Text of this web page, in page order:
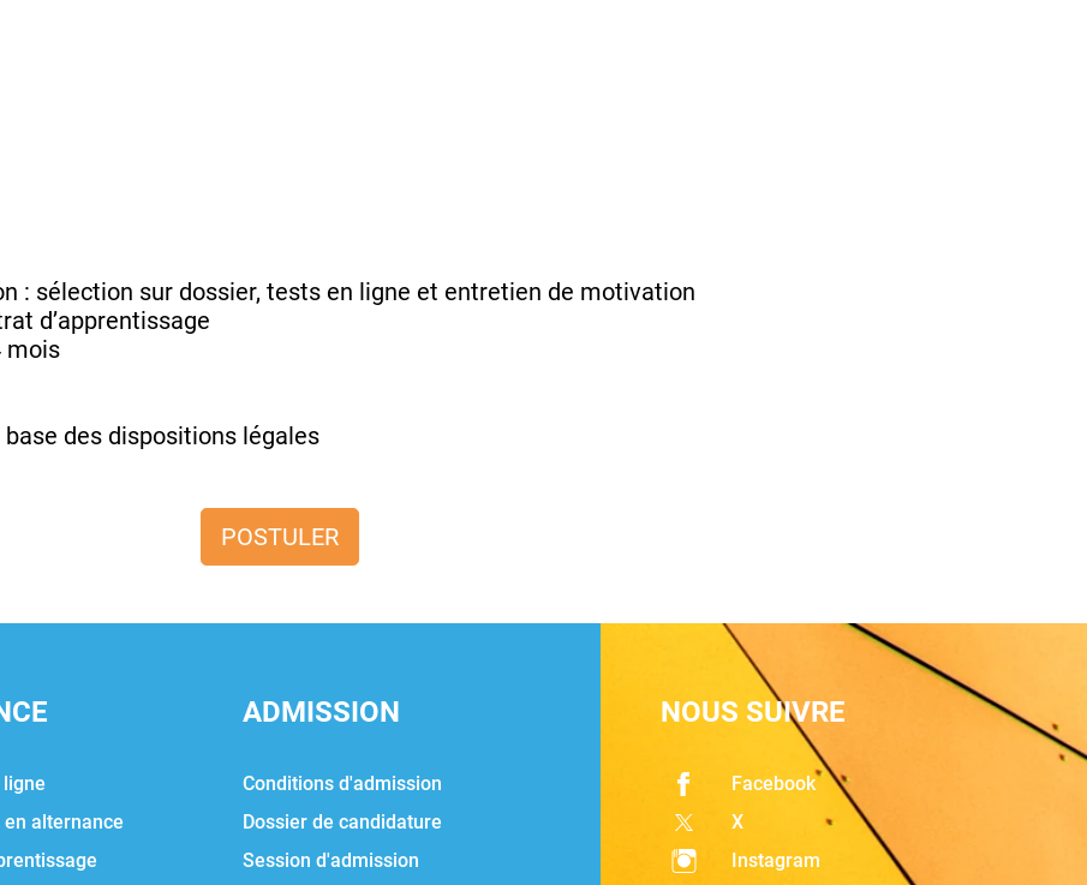
: sélection sur dossier, tests en ligne et entretien de motivation
d’apprentissage
mois
des dispositions légales
POSTULER
ligne
alternance
ADMISSION
Conditions d'admission
Dossier de candidature
Session d'admission
NOUS SUIVRE
Facebook
X
Instagram